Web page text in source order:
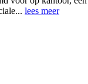
lees meer